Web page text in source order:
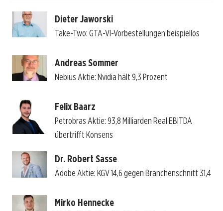
Dieter Jaworski
Take-Two: GTA-VI-Vorbestellungen beispiellos
Andreas Sommer
Nebius Aktie: Nvidia hält 9,3 Prozent
Felix Baarz
Petrobras Aktie: 93,8 Milliarden Real EBITDA
übertrifft Konsens
Dr. Robert Sasse
Adobe Aktie: KGV 14,6 gegen Branchenschnitt 31,4
Mirko Hennecke